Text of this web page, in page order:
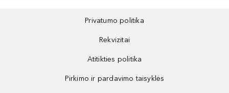
Privatumo politika
Rekvizitai
Atitikties politika
Pirkimo ir pardavimo taisyklės